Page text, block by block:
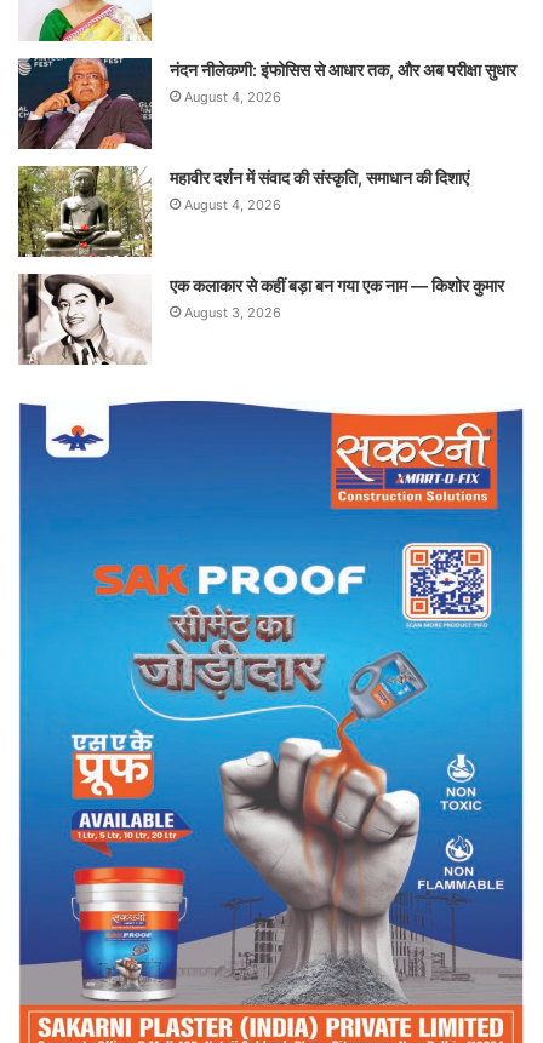
नंदन नीलेकणी: इंफोसिस से आधार तक, और अब परीक्षा सुधार
August 4, 2026
महावीर दर्शन में संवाद की संस्कृति, समाधान की दिशाएं
August 4, 2026
एक कलाकार से कहीं बड़ा बन गया एक नाम — किशोर कुमार
August 3, 2026